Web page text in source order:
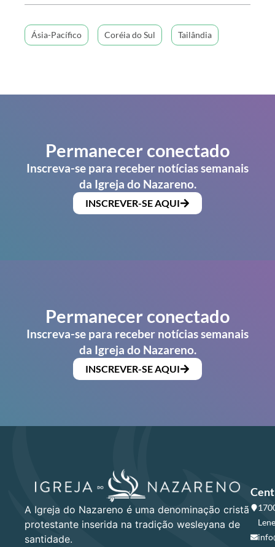
Ásia-Pacífico Coréia do Sul Tailândia
Permanecer conectado
Inscreva-se para receber notícias semanais
da Igreja do Nazareno.
INSCREVER-SE AQUI
Permanecer conectado
Inscreva-se para receber notícias semanais
da Igreja do Nazareno.
INSCREVER-SE AQUI
A Igreja do Nazareno é uma denominação cristã
protestante inserida na tradição wesleyana de
santidade.